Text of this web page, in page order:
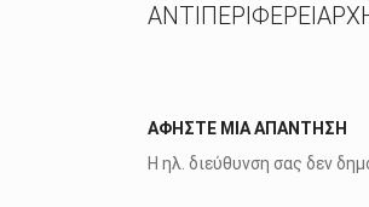
ΑΦΉΣΤΕ ΜΙΑ ΑΠΆΝΤΗΣΗ
Η ηλ. διεύθυνση σας δεν